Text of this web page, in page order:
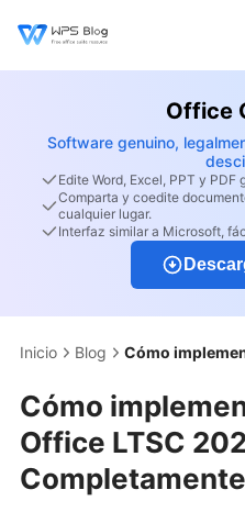
Office
Software genuino,
Edite Word, Excel, PPT y PDF
Comparta y coedite
cualquier lugar.
Interfaz similar a Microsoft,
Inicio Blog
Cómo
Office LTSC